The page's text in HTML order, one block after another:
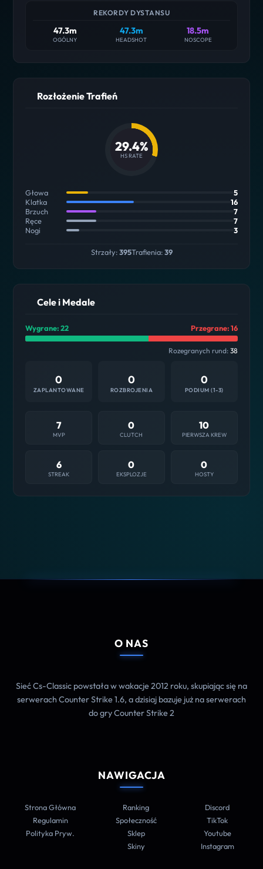
REKORDY DYSTANSU
47.3m
OGÓLNY
47.3m
HEADSHOT
18.5m
NOSCOPE
Rozłożenie Trafień
29.4%
HS RATE
Głowa
5
Klatka
16
Brzuch
7
Ręce
7
Nogi
3
Strzały:395Trafienia:39
Cele i Medale
Wygrane: 22 Przegrane: 16
Rozegranych rund: 38
0
ZAPLANTOWANE
0
ROZBROJENIA
0
PODIUM (1-3)
7
MVP
0
CLUTCH
10
PIERWSZA KREW
6
STREAK
0
EKSPLOZJE
0
HOSTY
O NAS
Sieć Cs-Classic powstała w wakacje 2012 roku, skupiając się na
serwerach Counter Strike 1.6, a dzisiaj bazuje już na serwerach
do gry Counter Strike 2
NAWIGACJA
Strona Główna
Regulamin
Polityka Pryw.
Ranking
Społeczność
Sklep
Skiny
Discord
TikTok
Youtube
Instagram